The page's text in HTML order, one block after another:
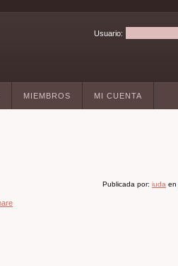
Usuario:
MIEMBROS MI CUENTA
Publicada por: iuda en